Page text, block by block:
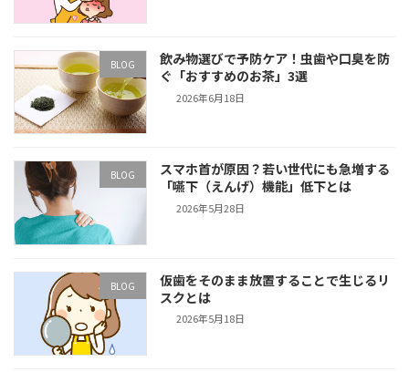
BLOG
飲み物選びで予防ケア！虫歯や口臭を防
ぐ「おすすめのお茶」3選
2026年6月18日
BLOG
スマホ首が原因？若い世代にも急増する
「嚥下（えんげ）機能」低下とは
2026年5月28日
BLOG
仮歯をそのまま放置することで生じるリ
スクとは
2026年5月18日